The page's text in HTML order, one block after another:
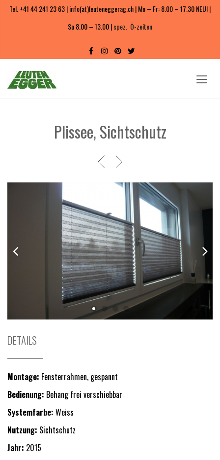
Tel. +41 44 241 23 63 | info(at)leuteneggerag.ch | Mo – Fr: 8.00 – 17.30 NEU! |
Sa 8.00 – 13.00 |spez. Ö-zeiten
Plissee, Sichtschutz
DETAILS
Montage: Fensterrahmen, gespannt
Bedienung: Behang frei verschiebbar
Systemfarbe: Weiss
Nutzung: Sichtschutz
Jahr: 2015